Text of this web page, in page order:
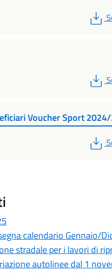
Voucher Sport
calendario Gennaio/
stradale per i lavori di
autolinee dal 1